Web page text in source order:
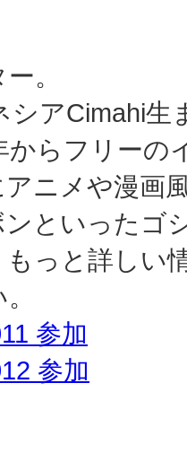
。
シアCimahi
からフリー
アニメや漫画
ンといったゴ
っと詳しい
参加
参加